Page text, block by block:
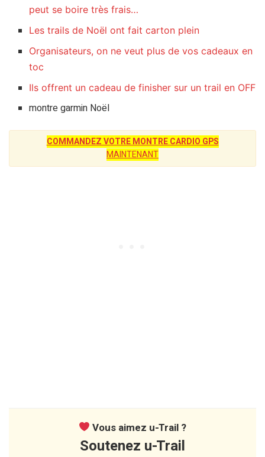
peut se boire très frais…
Les trails de Noël ont fait carton plein
Organisateurs, on ne veut plus de vos cadeaux en
toc
Ils offrent un cadeau de finisher sur un trail en OFF
montre garmin Noël
COMMANDEZ VOTRE MONTRE CARDIO GPS
MAINTENANT
Vous aimez u-Trail ?
Soutenez u-Trail